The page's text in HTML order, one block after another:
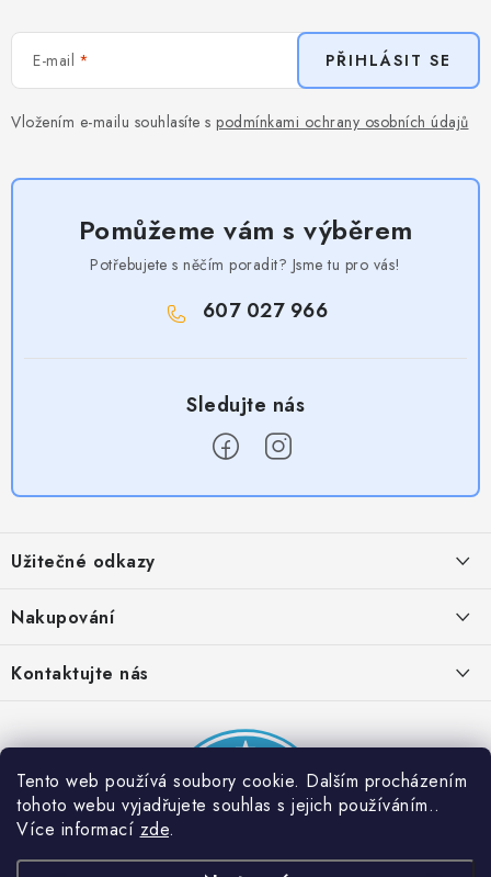
Tento web používá soubory cookie. Dalším procházením
tohoto webu vyjadřujete souhlas s jejich používáním..
Více informací zde.
E-mail
Vložením e-mailu souhlasíte s podmínkami ochrany osobních údajů
PŘIHLÁSIT SE
Pomůžeme vám s výběrem
Potřebujete s něčím poradit? Jsme tu pro vás!
607 027 966
p
a
Užitečné odkazy
Provizní systém
Partner stránek: Super plecháček
Nakupování
Podmínky akce 2 + 1 zdarma
Kontaktujte nás